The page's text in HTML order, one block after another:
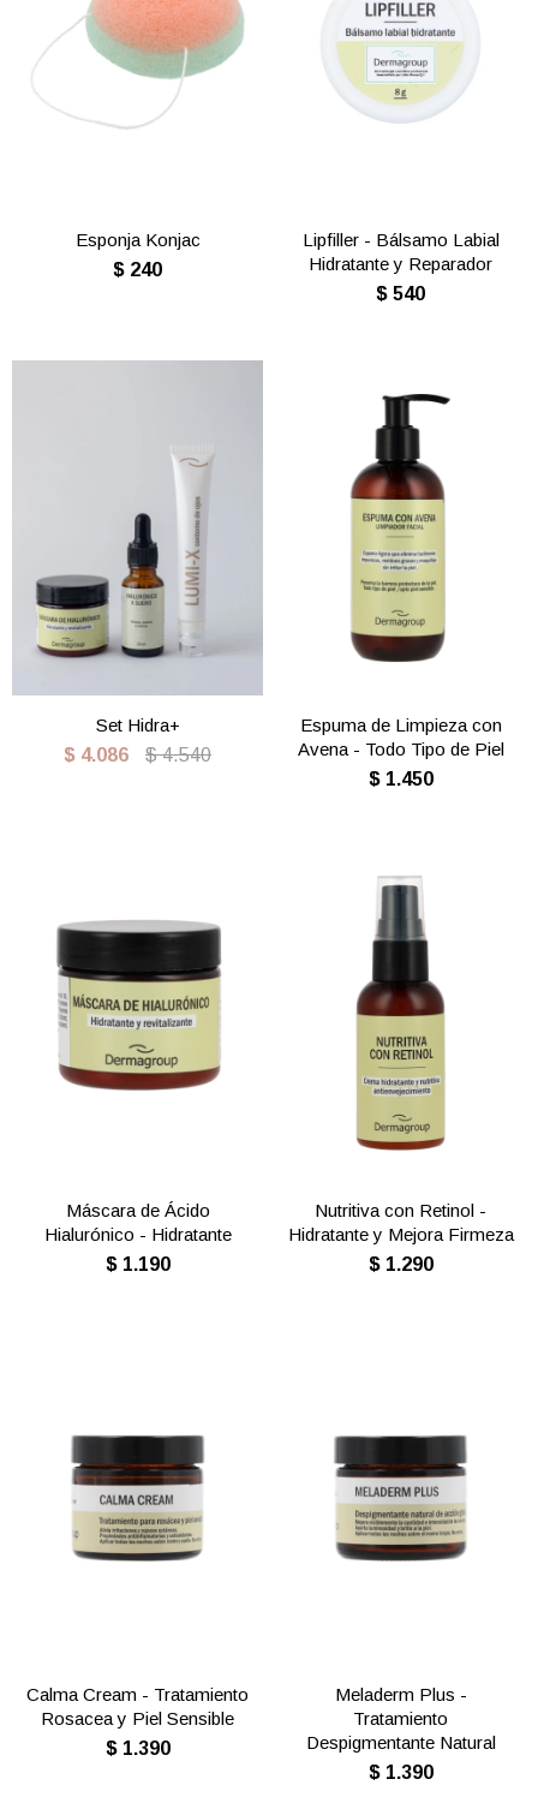
Esponja Konjac
$ 240
Lipfiller - Bálsamo Labial
Hidratante y Reparador
$ 540
Set Hidra+
$ 4.086 $ 4.540
Espuma de Limpieza con
Avena - Todo Tipo de Piel
$ 1.450
Máscara de Ácido
Hialurónico - Hidratante
$ 1.190
Nutritiva con Retinol -
Hidratante y Mejora Firmeza
$ 1.290
Calma Cream - Tratamiento
Rosacea y Piel Sensible
$ 1.390
Meladerm Plus -
Tratamiento
Despigmentante Natural
$ 1.390